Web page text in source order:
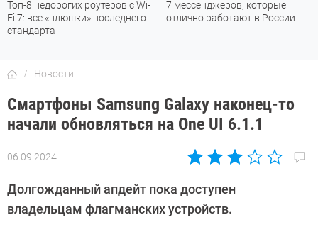
Топ-8 недорогих роутеров с Wi-
Fi 7: все «плюшки» последнего
стандарта
7 мессенджеров, которые
отлично работают в России
Новости
Смартфоны Samsung Galaxy наконец-то
начали обновляться на One UI 6.1.1
06.09.2024
Автор:
Довлатова
Долгожданный апдейт пока доступен
владельцам флагманских устройств.